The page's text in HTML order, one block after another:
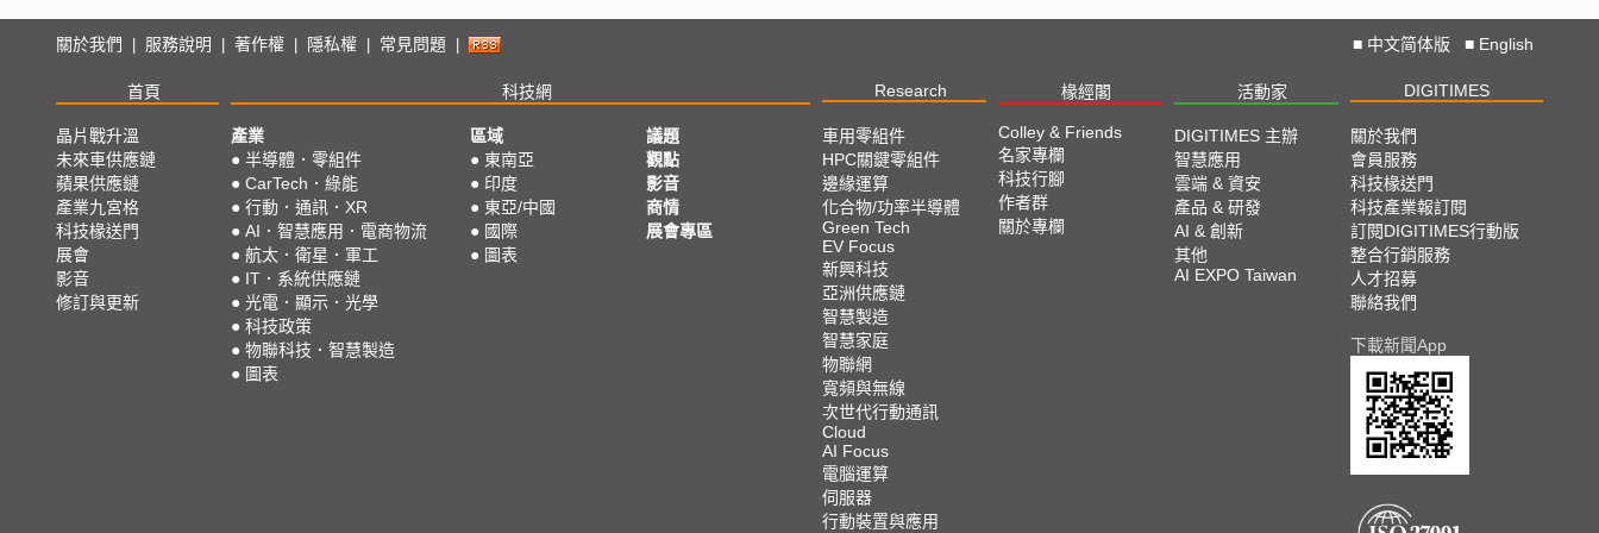
關於我們 服務說明 著作權 隱私權 常見問題 ■ 中文简体版 ■ English
首頁 科技網 Research 椽經閣 活動家 DIGITIMES
晶片戰升溫
未來車供應鏈
蘋果供應鏈
產業九宮格
科技椽送門
展會
影音
修訂與更新
產業
● 半導體．零組件
● CarTech．綠能
● 行動．通訊．XR
● AI．智慧應用．電商物流
● 航太．衛星．軍工
● IT．系統供應鏈
● 光電．顯示．光學
● 科技政策
● 物聯科技．智慧製造
● 圖表
區域
● 東南亞
● 印度
● 東亞/中國
● 國際
● 圖表
議題
觀點
影音
商情
展會專區
車用零組件
HPC關鍵零組件
邊緣運算
化合物/功率半導體
Green Tech
EV Focus
新興科技
亞洲供應鏈
智慧製造
智慧家庭
物聯網
寬頻與無線
次世代行動通訊
Cloud
AI Focus
電腦運算
伺服器
行動裝置與應用
Colley & Friends
名家專欄
科技行腳
作者群
關於專欄
DIGITIMES 主辦
智慧應用
雲端 & 資安
產品 & 研發
AI & 創新
其他
AI EXPO Taiwan
關於我們
會員服務
科技椽送門
科技產業報訂閱
訂閱DIGITIMES行動版
整合行銷服務
人才招募
聯絡我們
下載新聞App